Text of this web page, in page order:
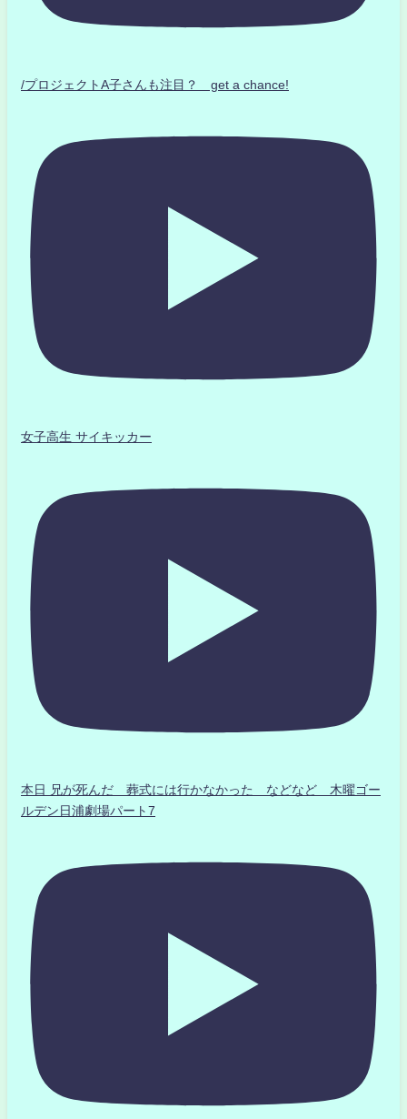
/プロジェクトA子さんも注目？ get a chance!
女子高生 サイキッカー
本日 兄が死んだ 葬式には行かなかった などなど 木曜ゴー
ルデン日浦劇場パート7